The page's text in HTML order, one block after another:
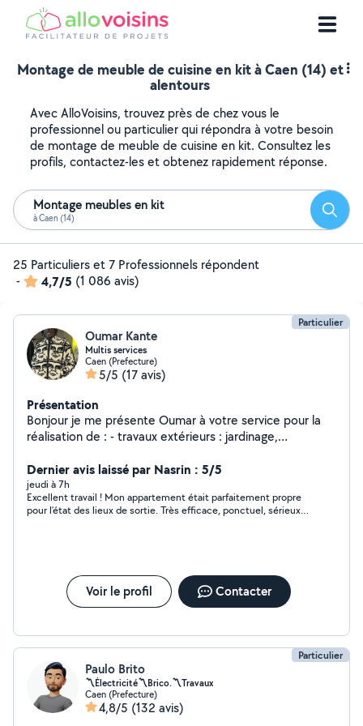
Montage de meuble de cuisine en kit à Caen (14) et
alentours
Avec AlloVoisins, trouvez près de chez vous le
professionnel ou particulier qui répondra à votre besoin
de montage de meuble de cuisine en kit. Consultez les
profils, contactez-les et obtenez rapidement réponse.
Montage meubles en kit
à Caen (14)
25 Particuliers et 7 Professionnels répondent
-
4,7/5 (1 086 avis)
Particulier
Oumar Kante
Multis services
Caen (Prefecture)
5/5 (17 avis)
Présentation
Bonjour je me présente Oumar à votre service pour la
réalisation de : - travaux extérieurs : jardinage,
déplacement de meubles lourds / déménagement -
ménage - bâtiment expérience entant que manœuvre
Les travaux pénibles et difficiles ne me font pas peur
Contactez moi je me ferai un plaisir de vous répondre
Dernier avis laissé par Nasrin : 5/5
jeudi à 7h
Excellent travail ! Mon appartement était parfaitement propre
pour l’état des lieux de sortie. Très efficace, ponctuel, sérieux
Voir le profil Contacter
Particulier
Paulo Brito
〽️Électricité〽️Brico.〽️Travaux
Caen (Prefecture)
4,8/5 (132 avis)